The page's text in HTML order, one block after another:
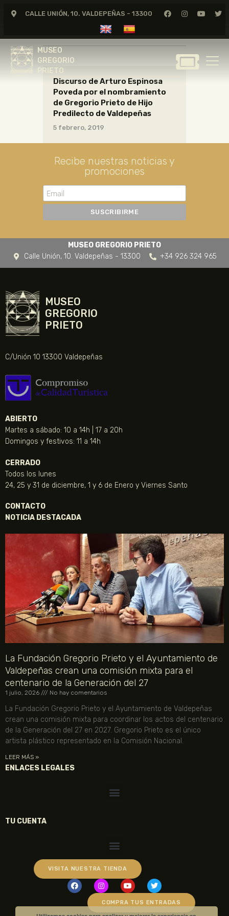
CALLE UNIÓN, 10. VALDEPEÑAS - 13300
MUSEO
GREGORIO
PRIETO
MUSEO
GREGORIO
GREGORIO PRIETO
MUSEO
ARCHIVO
CERTAMEN DE DIBUJO
TIENDA
Discurso de Arturo Espinosa
Poveda por el nombramiento
de Gregorio Prieto de Hijo
Predilecto de Valdepeñas
5 febrero, 2019
Recibe nuestras noticias y
promociones
MUSEO GREGORIO PRIETO
Calle Unión, 10. Valdepeñas - 13300
+34 926 324 965
MUSEO
GREGORIO
PRIETO
C/Unión 10 13300 Valdepeñas
ABIERTO
Martes a sábado: 10 a 14h | 17 a 20h
Domingos y festivos: 11 a 14h
CERRADO
Todos los lunes
24, 25 y 31 de diciembre, 1 y 6 de Enero y Viernes Santo
CONTACTO
NOTICIA DESTACADA
La Fundación Gregorio Prieto y el Ayuntamiento de
Valdepeñas crean una comisión mixta para el
centenario de la Generación del 27
1 julio, 2026 No hay comentarios
La Fundación Gregorio Prieto y el Ayuntamiento de Valdepeñas
crean una comisión mixta para coordinar los actos del centenario
de la Generación del 27 en 2027. Gregorio Prieto es el único
artista plástico representado en la Comisión Nacional.
LEER MÁS »
ENLACES LEGALES
TU CUENTA
VISITA NUESTRA TIENDA
COMPRA TUS ENTRADAS